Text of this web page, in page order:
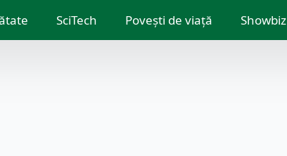
SciTech Povești de viață Showbiz